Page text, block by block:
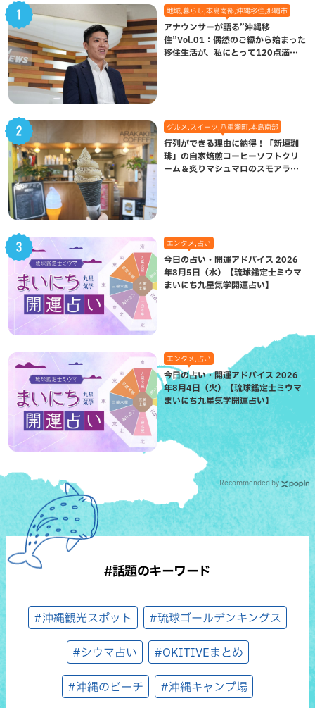
地域,暮らし,本島南部,沖縄移住,那覇市
アナウンサーが語る”沖縄移
住”Vol.01：偶然のご縁から始まった
移住生活が、私にとって120点満点
グルメ,スイーツ,八重瀬町,本島南部
行列ができる理由に納得！「新垣珈
琲」の自家焙煎コーヒーソフトクリ
ーム＆炙りマシュマロのスモアラテ
エンタメ,占い
今日の占い・開運アドバイス 2026
年8月5日（水）【琉球鑑定士ミウマ
まいにち九星気学開運占い】
エンタメ,占い
今日の占い・開運アドバイス 2026
年8月4日（火）【琉球鑑定士ミウマ
まいにち九星気学開運占い】
Recommended by
#話題のキーワード
#沖縄観光スポット #琉球ゴールデンキングス
#シウマ占い #OKITIVEまとめ
#沖縄のビーチ #沖縄キャンプ場